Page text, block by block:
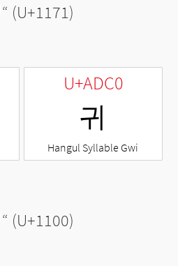
“ (U+1171)
U+ADC0
귀
Hangul Syllable Gwi
“ (U+1100)